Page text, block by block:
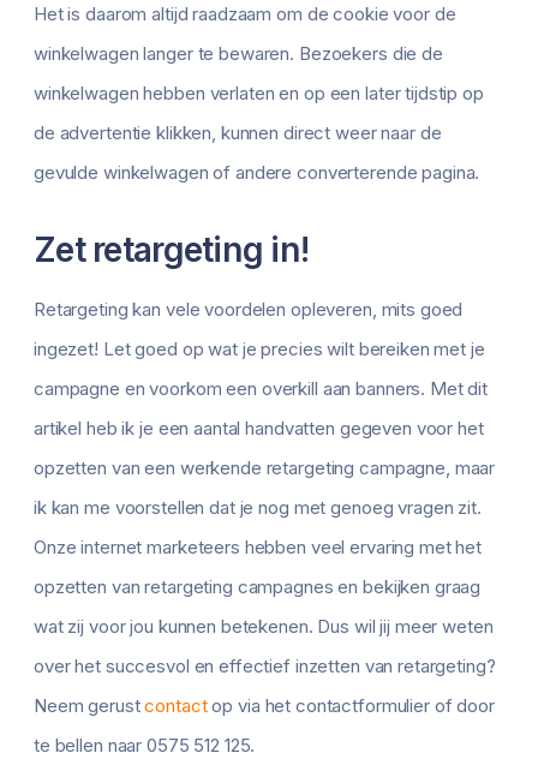
Het is daarom altijd raadzaam om de cookie voor de
winkelwagen langer te bewaren. Bezoekers die de
winkelwagen hebben verlaten en op een later tijdstip op
de advertentie klikken, kunnen direct weer naar de
gevulde winkelwagen of andere converterende pagina.
Zet retargeting in!
Retargeting kan vele voordelen opleveren, mits goed
ingezet! Let goed op wat je precies wilt bereiken met je
campagne en voorkom een overkill aan banners. Met dit
artikel heb ik je een aantal handvatten gegeven voor het
opzetten van een werkende retargeting campagne, maar
ik kan me voorstellen dat je nog met genoeg vragen zit.
Onze internet marketeers hebben veel ervaring met het
opzetten van retargeting campagnes en bekijken graag
wat zij voor jou kunnen betekenen. Dus wil jij meer weten
over het succesvol en effectief inzetten van retargeting?
Neem gerustcontactop via het contactformulier of door
te bellen naar 0575 512 125.